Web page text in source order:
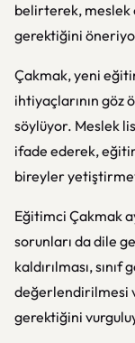
belirterek, meslek
gerektiğini
Çakmak, yeni
ihtiyaçlarının göz
söylüyor. Meslek
ifade ederek,
bireyler
Eğitimci Çakmak
sorunları da dile
kaldırılması,
değerlendirilmesi
gerektiğini